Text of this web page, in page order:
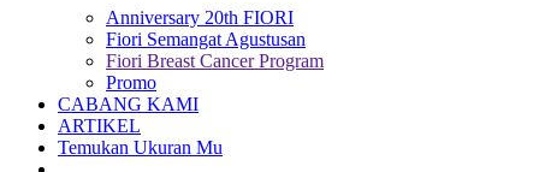
Anniversary 20th FIORI
Fiori Semangat Agustusan
Fiori Breast Cancer Program
Promo
CABANG KAMI
ARTIKEL
Temukan Ukuran Mu